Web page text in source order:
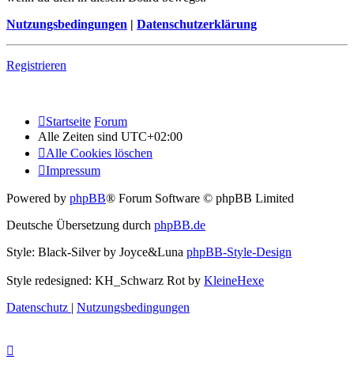
Nutzungsbedingungen | Datenschutzerklärung
Registrieren
Startseite Forum
Alle Zeiten sind UTC+02:00
Alle Cookies löschen
Impressum
Powered by phpBB® Forum Software © phpBB Limited
Deutsche Übersetzung durch phpBB.de
Style: Black-Silver by Joyce&Luna phpBB-Style-Design
Style redesigned: KH_Schwarz Rot by KleineHexe
Datenschutz | Nutzungsbedingungen